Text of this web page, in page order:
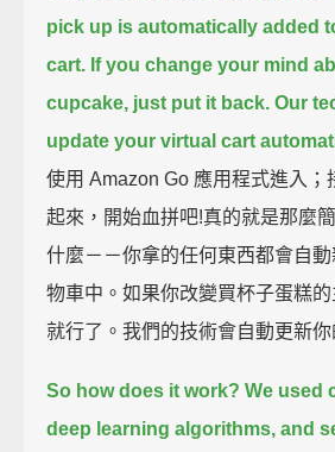
pick up is automatically added
cart. If you change your mind
cupcake, just put it back. Our
update your virtual cart
使用 Amazon Go 應用程式進入；
起來，開始血拼吧!真的就是那麼
什麼－－你拿的任何東西都會自
物車中。如果你改變買杯子蛋糕
就行了。我們的技術會自動更新你
So how does it work? We used
deep learning algorithms, and